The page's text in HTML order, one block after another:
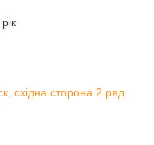
східна сторона 2 ряд